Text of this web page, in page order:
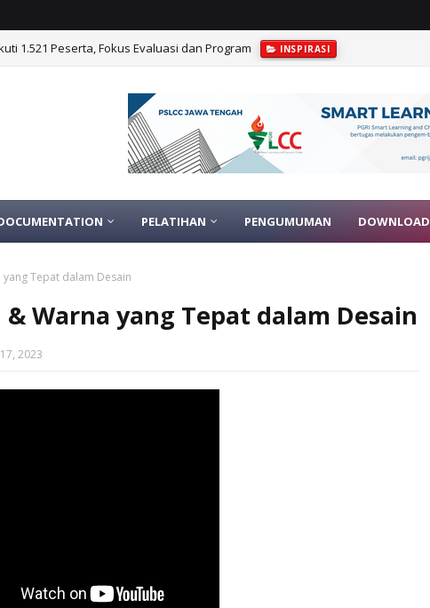
1.521 Peserta, Fokus Evaluasi dan Program INSPIRASI
PELATIHAN PENGUMUMAN DOWNLOAD
Tepat dalam Desain
Warna yang Tepat dalam Desain
2023